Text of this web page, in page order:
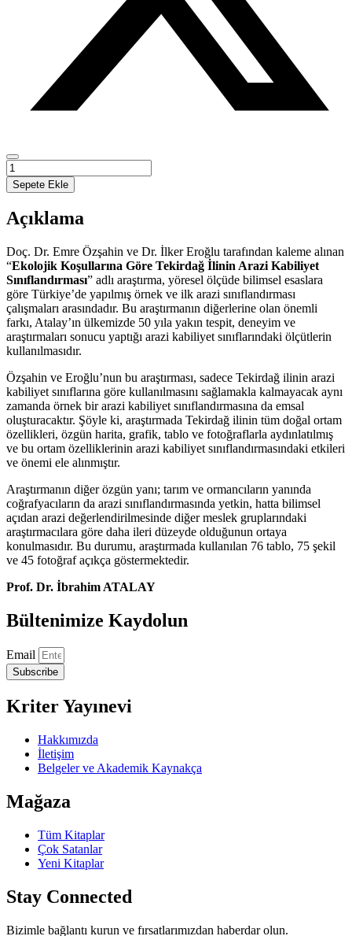
Ekolojik
Koşullara
Göre
Tekirdağ
İlinin
Kabiliyet
Sınıflandırması
adet
Sepete Ekle
Açıklama
Doç. Dr. Emre Özşahin ve Dr. İlker Eroğlu tarafından kaleme alınan
“Ekolojik Koşullarına Göre Tekirdağ İlinin Arazi Kabiliyet
Sınıflandırması” adlı araştırma, yöresel ölçüde bilimsel esaslara
göre Türkiye’de yapılmış örnek ve ilk arazi sınıflandırması
çalışmaları arasındadır. Bu araştırmanın diğerlerine olan önemli
farkı, Atalay’ın ülkemizde 50 yıla yakın tespit, deneyim ve
araştırmaları sonucu yaptığı arazi kabiliyet sınıflarındaki ölçütlerin
kullanılmasıdır.
Özşahin ve Eroğlu’nun bu araştırması, sadece Tekirdağ ilinin arazi
kabiliyet sınıflarına göre kullanılmasını sağlamakla kalmayacak aynı
zamanda örnek bir arazi kabiliyet sınıflandırmasına da emsal
oluşturacaktır. Şöyle ki, araştırmada Tekirdağ ilinin tüm doğal ortam
özellikleri, özgün harita, grafik, tablo ve fotoğraflarla aydınlatılmış
ve bu ortam özelliklerinin arazi kabiliyet sınıflandırmasındaki etkileri
ve önemi ele alınmıştır.
Araştırmanın diğer özgün yanı; tarım ve ormancıların yanında
coğrafyacıların da arazi sınıflandırmasında yetkin, hatta bilimsel
açıdan arazi değerlendirilmesinde diğer meslek gruplarındaki
araştırmacılara göre daha ileri düzeyde olduğunun ortaya
konulmasıdır. Bu durumu, araştırmada kullanılan 76 tablo, 75 şekil
ve 45 fotoğraf açıkça göstermektedir.
Prof. Dr. İbrahim ATALAY
Bültenimize Kaydolun
Email
Subscribe
Kriter Yayınevi
Hakkımızda
İletişim
Belgeler ve Akademik Kaynakça
Mağaza
Tüm Kitaplar
Çok Satanlar
Yeni Kitaplar
Stay Connected
Bizimle bağlantı kurun ve fırsatlarımızdan haberdar olun.